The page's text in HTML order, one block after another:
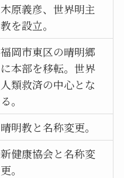
木原義彦、世界明主
教を設立。
福岡市東区の晴明郷
に本部を移転。世界
人類救済の中心とな
る。
晴明教と名称変更。
新健康協会と名称変
更。